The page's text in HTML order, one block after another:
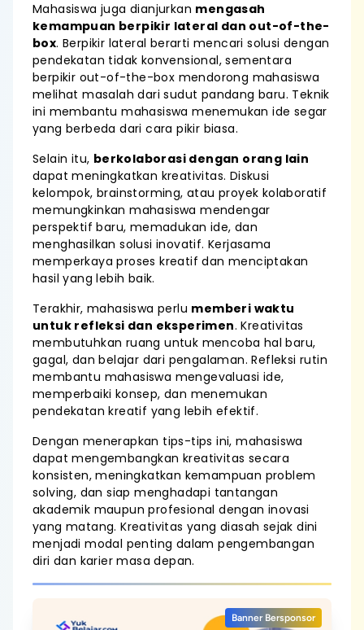
Mahasiswa juga dianjurkan mengasah
kemampuan berpikir lateral dan out-of-the-
box. Berpikir lateral berarti mencari solusi dengan
pendekatan tidak konvensional, sementara
berpikir out-of-the-box mendorong mahasiswa
melihat masalah dari sudut pandang baru. Teknik
ini membantu mahasiswa menemukan ide segar
yang berbeda dari cara pikir biasa.
Selain itu, berkolaborasi dengan orang lain
dapat meningkatkan kreativitas. Diskusi
kelompok, brainstorming, atau proyek kolaboratif
memungkinkan mahasiswa mendengar
perspektif baru, memadukan ide, dan
menghasilkan solusi inovatif. Kerjasama
memperkaya proses kreatif dan menciptakan
hasil yang lebih baik.
Terakhir, mahasiswa perlu memberi waktu
untuk refleksi dan eksperimen. Kreativitas
membutuhkan ruang untuk mencoba hal baru,
gagal, dan belajar dari pengalaman. Refleksi rutin
membantu mahasiswa mengevaluasi ide,
memperbaiki konsep, dan menemukan
pendekatan kreatif yang lebih efektif.
Dengan menerapkan tips-tips ini, mahasiswa
dapat mengembangkan kreativitas secara
konsisten, meningkatkan kemampuan problem
solving, dan siap menghadapi tantangan
akademik maupun profesional dengan inovasi
yang matang. Kreativitas yang diasah sejak dini
menjadi modal penting dalam pengembangan
diri dan karier masa depan.
Banner Bersponsor